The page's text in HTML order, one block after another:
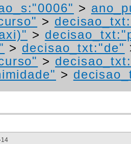
>
>
>
> decisao_txt:"de"
>
>
14